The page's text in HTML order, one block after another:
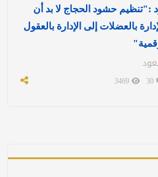
:"تنظيم حشود الحجاج لا بد أن
بالعضلات إلى الإدارة بالعقول